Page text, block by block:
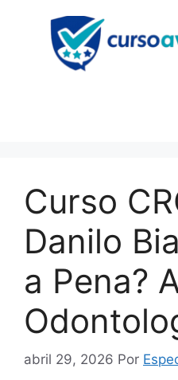
Curso
Danilo
a Pena?
abril 29, 2026 Por